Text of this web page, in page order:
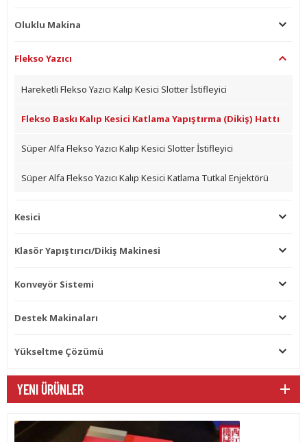
Oluklu Makina
Flekso Yazıcı
Hareketli Flekso Yazıcı Kalıp Kesici Slotter İstifleyici
Flekso Baskı Kalıp Kesici Katlama Yapıştırma (Dikiş) Hattı
Süper Alfa Flekso Yazıcı Kalıp Kesici Slotter İstifleyici
Süper Alfa Flekso Yazıcı Kalıp Kesici Katlama Tutkal Enjektörü
Kesici
Klasör Yapıştırıcı/Dikiş Makinesi
Konveyör Sistemi
Destek Makinaları
Yükseltme Çözümü
YENI ÜRÜNLER